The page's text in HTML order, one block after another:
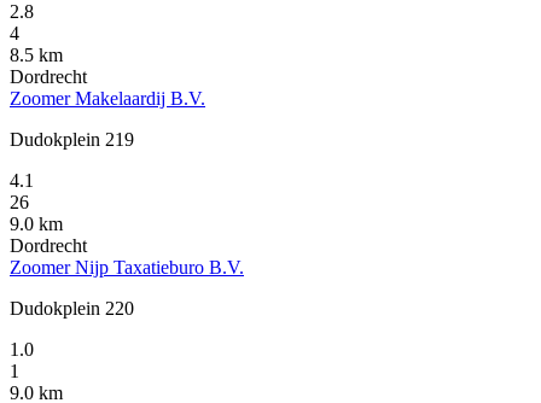
2.8
4
8.5 km
Dordrecht
Zoomer Makelaardij B.V.
Dudokplein 219
4.1
26
9.0 km
Dordrecht
Zoomer Nijp Taxatieburo B.V.
Dudokplein 220
1.0
1
9.0 km